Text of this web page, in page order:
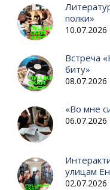
полки»
10.07.2026
Встреча
биту»
08.07.2026
«Во мне
06.07.2026
улицам
02.07.2026